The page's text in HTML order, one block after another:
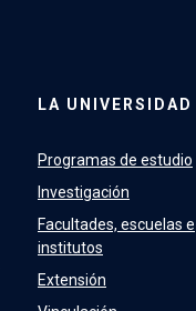
LA UNIVERSIDAD
Programas de estudio
Investigación
Facultades, escuelas e
institutos
Extensión